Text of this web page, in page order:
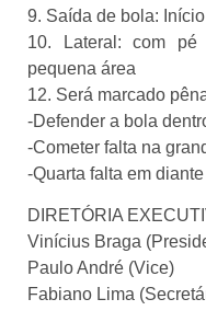
9. Saída de bola:
10. Lateral: com
pequena área
12. Será marcado
-Defender a bola
-Cometer falta na
-Quarta falta em diante
DIRETÓRIA
Vinícius Braga
Paulo André (Vice)
Fabiano Lima